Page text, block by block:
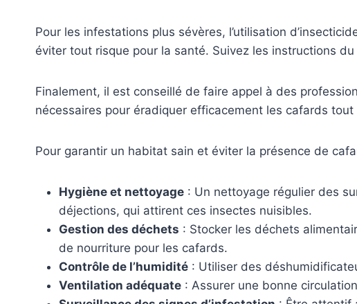
Pour les infestations plus sévères, l’utilisation
éviter tout risque pour la santé. Suivez les instructions
Finalement, il est conseillé de faire appel à des
nécessaires pour éradiquer efficacement les cafards
Pour garantir un habitat sain et éviter la présence de
Hygiène et nettoyage : Un nettoyage régulier des
déjections, qui attirent ces insectes nuisibles.
Gestion des déchets : Stocker les déchets
de nourriture pour les cafards.
Contrôle de l’humidité : Utiliser des
Ventilation adéquate : Assurer une bonne